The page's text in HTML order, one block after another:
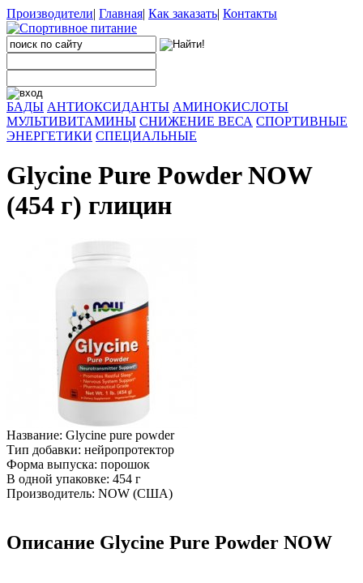
Производители| Главная| Как заказать| Контакты
БАДЫ АНТИОКСИДАНТЫ АМИНОКИСЛОТЫ
МУЛЬТИВИТАМИНЫ СНИЖЕНИЕ ВЕСА СПОРТИВНЫЕ
ЭНЕРГЕТИКИ СПЕЦИАЛЬНЫЕ
Glycine Pure Powder NOW
(454 г) глицин
Название: Glycine pure powder
Тип добавки: нейропротектор
Форма выпуска: порошок
В одной упаковке: 454 г
Производитель: NOW (США)
Описание Glycine Pure Powder NOW